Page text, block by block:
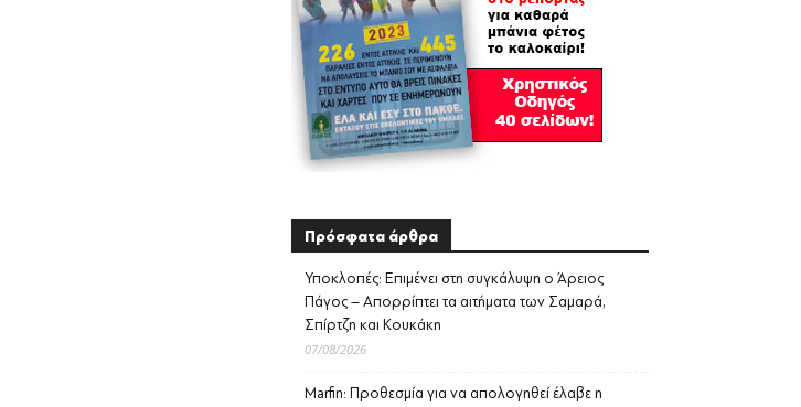
Πρόσφατα άρθρα
Υποκλοπές: Επιμένει στη συγκάλυψη ο Άρειος
Πάγος – Απορρίπτει τα αιτήματα των Σαμαρά,
Σπίρτζη και Κουκάκη
07/08/2026
Marfin: Προθεσμία για να απολογηθεί έλαβε η